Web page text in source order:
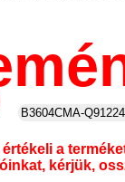
a
kérjük,